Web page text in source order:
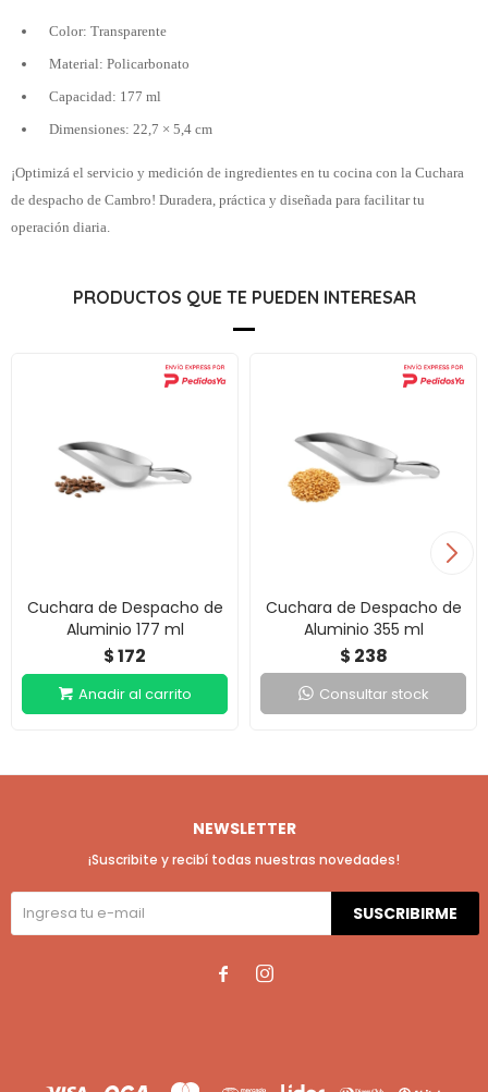
Color: Transparente
Material: Policarbonato
Capacidad: 177 ml
Dimensiones: 22,7 × 5,4 cm
¡Optimizá el servicio y medición de ingredientes en tu cocina con la Cuchara
de despacho de Cambro! Duradera, práctica y diseñada para facilitar tu
operación diaria.
PRODUCTOS QUE TE PUEDEN INTERESAR
Cuchara de Despacho de
Aluminio 177 ml
$172
Cuchara de Despacho de
Aluminio 355 ml
$ 238
Consultar stock
NEWSLETTER
¡Suscribite y recibí todas nuestras novedades!
SUSCRIBIRME
 